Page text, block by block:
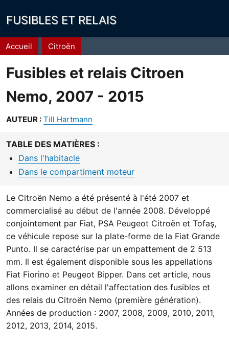
FUSIBLES ET RELAIS
Fil
d'Ariane
Accueil Citroën
Fusibles et relais Citroen
Nemo, 2007 - 2015
AUTEUR : Till Hartmann
TABLE DES MATIÈRES :
Dans l'habitacle
Dans le compartiment moteur
Le Citroën Nemo a été présenté à l'été 2007 et
commercialisé au début de l'année 2008. Développé
conjointement par Fiat, PSA Peugeot Citroën et Tofaş,
ce véhicule repose sur la plate-forme de la Fiat Grande
Punto. Il se caractérise par un empattement de 2 513
mm. Il est également disponible sous les appellations
Fiat Fiorino et Peugeot Bipper. Dans cet article, nous
allons examiner en détail l'affectation des fusibles et
des relais du Citroën Nemo (première génération).
Années de production : 2007, 2008, 2009, 2010, 2011,
2012, 2013, 2014, 2015.